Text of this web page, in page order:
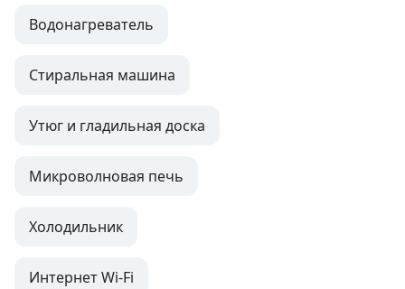
Водонагреватель
Стиральная машина
Утюг и гладильная доска
Микроволновая печь
Холодильник
Интернет Wi-Fi